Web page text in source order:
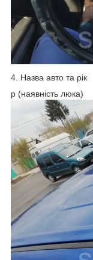
4. Назва авто та рік
p (наявність люка)